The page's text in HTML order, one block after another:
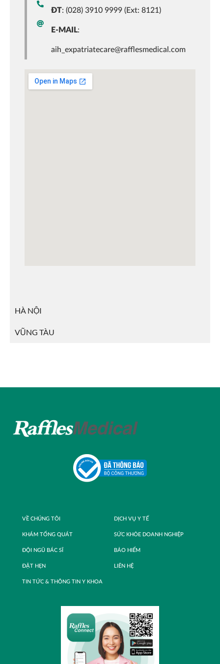
ĐT: (028) 3910 9999 (Ext: 8121)
E-MAIL:
aih_expatriatecare@rafflesmedical.com
HÀ NỘI
VŨNG TÀU
VỀ CHÚNG TÔI DỊCH VỤ Y TẾ
KHÁM TỔNG QUÁT SỨC KHỎE DOANH NGHIỆP
ĐỘI NGŨ BÁC SĨ BẢO HIỂM
ĐẶT HẸN LIÊN HỆ
TIN TỨC & THÔNG TIN Y KHOA